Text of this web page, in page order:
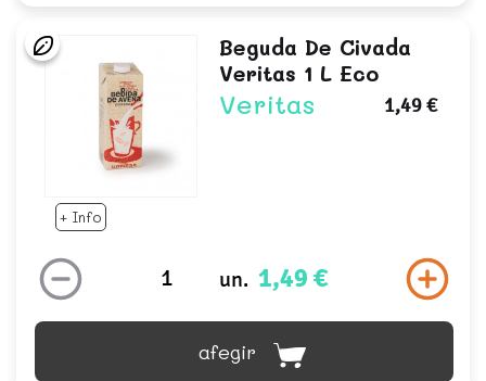
+ Info
Beguda De Civada
Veritas 1 L Eco
Veritas 1,49 €
un. 1,49 €
afegir